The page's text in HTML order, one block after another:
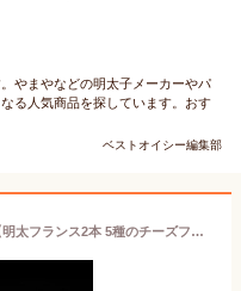
やまやなどの明太子メーカーやパ
る人気商品を探しています。おす
ベストオイシー編集部
ふらんす3兄弟 お試し12本セット【明太フランス2本 5種のチーズフランス2本 ガーリックフランス2本 フルフルバゲット6本 フランスパン】